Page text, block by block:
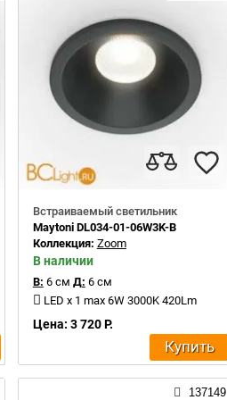
Встраиваемый светильник
Maytoni DL034-01-06W3K-B
Коллекция: Zoom
В наличии
В: 6 см Д: 6 см
LED x 1 max 6W 3000K 420Lm
Цена: 3 720 Р.
Купить
137149